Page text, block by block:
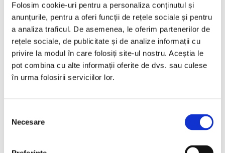
Folosim cookie-uri pentru a personaliza conținutul și
anunțurile, pentru a oferi funcții de rețele sociale și pentru
a analiza traficul. De asemenea, le oferim partenerilor de
rețele sociale, de publicitate și de analize informații cu
privire la modul în care folosiți site-ul nostru. Aceștia le
pot combina cu alte informații oferite de dvs. sau culese
în urma folosirii serviciilor lor.
consimțământului
Necesare
€8.440
Programare vizionare